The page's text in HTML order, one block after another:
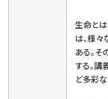
生命と
は、様
ある。
する。講
ど多彩